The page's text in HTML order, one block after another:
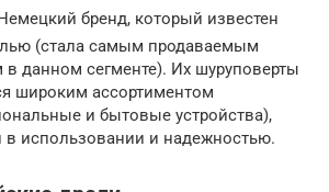
бренд, который известен
(стала самым продаваемым
в данном сегменте). Их шуруповерты
широким ассортиментом
и бытовые устройства),
в использовании и надежностью.